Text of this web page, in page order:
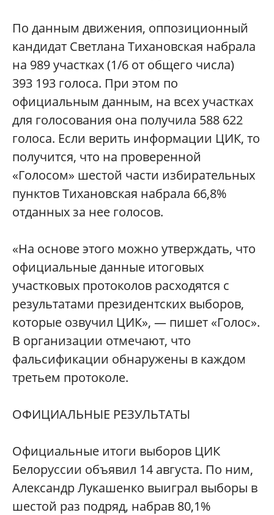
По данным движения, оппозиционный
кандидат Светлана Тихановская набрала
на 989 участках (1/6 от общего числа)
393 193 голоса. При этом по
официальным данным, на всех участках
для голосования она получила 588 622
голоса. Если верить информации ЦИК, то
получится, что на проверенной
«Голосом» шестой части избирательных
пунктов Тихановская набрала 66,8%
отданных за нее голосов.
«На основе этого можно утверждать, что
официальные данные итоговых
участковых протоколов расходятся с
результатами президентских выборов,
которые озвучил ЦИК», — пишет «Голос».
В организации отмечают, что
фальсификации обнаружены в каждом
третьем протоколе.
ОФИЦИАЛЬНЫЕ РЕЗУЛЬТАТЫ
Официальные итоги выборов ЦИК
Белоруссии объявил 14 августа. По ним,
Александр Лукашенко выиграл выборы в
шестой раз подряд, набрав 80,1%